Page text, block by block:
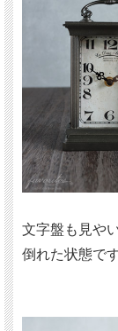
文字盤も見や
倒れた状態です